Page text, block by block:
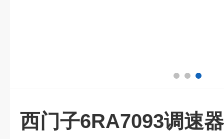
西门子6RA7093调速